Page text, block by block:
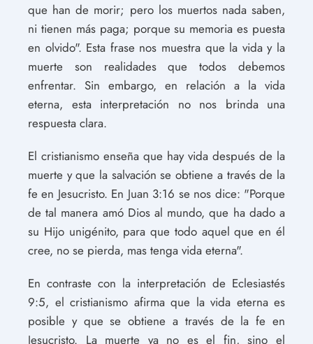
que han de morir; pero los muertos nada saben,
ni tienen más paga; porque su memoria es puesta
en olvido". Esta frase nos muestra que la vida y la
muerte son realidades que todos debemos
enfrentar. Sin embargo, en relación a la vida
eterna, esta interpretación no nos brinda una
respuesta clara.
El cristianismo enseña que hay vida después de la
muerte y que la salvación se obtiene a través de la
fe en Jesucristo. En Juan 3:16 se nos dice: "Porque
de tal manera amó Dios al mundo, que ha dado a
su Hijo unigénito, para que todo aquel que en él
cree, no se pierda, mas tenga vida eterna".
En contraste con la interpretación de Eclesiastés
9:5, el cristianismo afirma que la vida eterna es
posible y que se obtiene a través de la fe en
Jesucristo. La muerte ya no es el fin, sino el